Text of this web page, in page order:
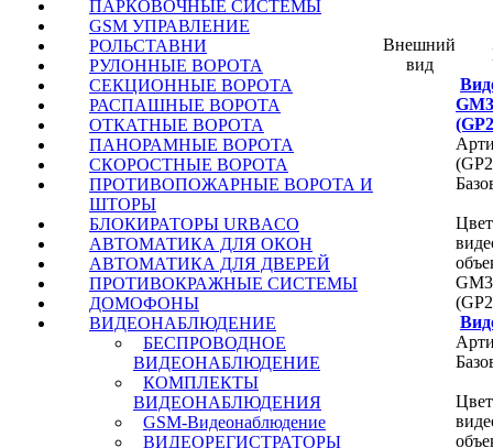
ПАРКОВОЧНЫЕ СИСТЕМЫ
GSM УПРАВЛЕНИЕ
РОЛЬСТАВНИ
РУЛОННЫЕ ВОРОТА
СЕКЦИОННЫЕ ВОРОТА
РАСПАШНЫЕ ВОРОТА
ОТКАТНЫЕ ВОРОТА
ПАНОРАМНЫЕ ВОРОТА
СКОРОСТНЫЕ ВОРОТА
ПРОТИВОПОЖАРНЫЕ ВОРОТА И
ШТОРЫ
БЛОКИРАТОРЫ URBACO
АВТОМАТИКА ДЛЯ ОКОН
АВТОМАТИКА ДЛЯ ДВЕРЕЙ
ПРОТИВОКРАЖНЫЕ СИСТЕМЫ
ДОМОФОНЫ
ВИДЕОНАБЛЮДЕНИЕ
БЕСПРОВОДНОЕ
ВИДЕОНАБЛЮДЕНИЕ
КОМПЛЕКТЫ
ВИДЕОНАБЛЮДЕНИЯ
GSM-Видеонаблюдение
ВИДЕОРЕГИСТРАТОРЫ
Внешний
вид